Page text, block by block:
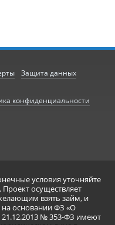
Защита данных
конфиденциальности
условия уточняйте
осуществляет
взять займ, и
основании ФЗ «О
21.12.2013 № 353-ФЗ имеют